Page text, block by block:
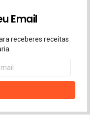
Email
receberes receitas